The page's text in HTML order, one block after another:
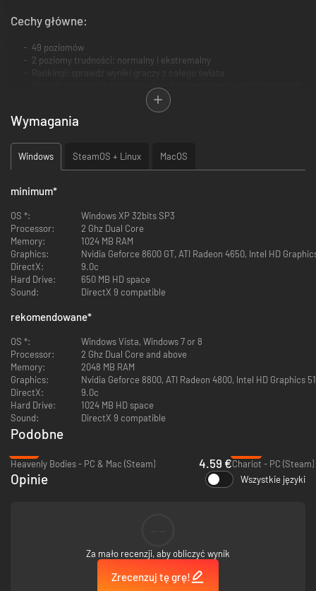
Cechy główne:
49 poziomów
2 poziomy trudności: normalny i ekstremalny
Rankingi: sprawdź wyniki graczy z całego świata
Medale: porównaj zdobyte medale z dokonaniami swoich znajomych
Tryb laboratorium z dziesiątkami obiektów, teł i płynów!
Obsługa kontrolerów przez Bluetooth lub USB.
Wymagania
Windows SteamOS + Linux MacOS
minimum*
OS *:
Windows XP 32bits SP3
Processor:
2 Ghz Dual Core
Memory:
1024 MB RAM
Graphics:
DirectX:
9.0c
Hard Drive:
650 MB HD space
Sound:
DirectX 9 compatible
rekomendowane*
OS *:
Windows Vista, Windows 7 or 8
Processor:
2 Ghz Dual Core and above
Memory:
2048 MB RAM
Graphics:
Nvidia Geforce 8800, ATI Radeon 4800, Intel HD Graphics
DirectX:
9.0c
Hard Drive:
1024 MB HD space
Sound:
DirectX 9 compatible
Podobne
Heavenly Bodies - PC & Mac (Steam)
4.59 €Chariot - PC (Steam)
Opinie Wszystkie języki
Za mało recenzji, aby obliczyć wynik
Zrecenzuj tę grę!